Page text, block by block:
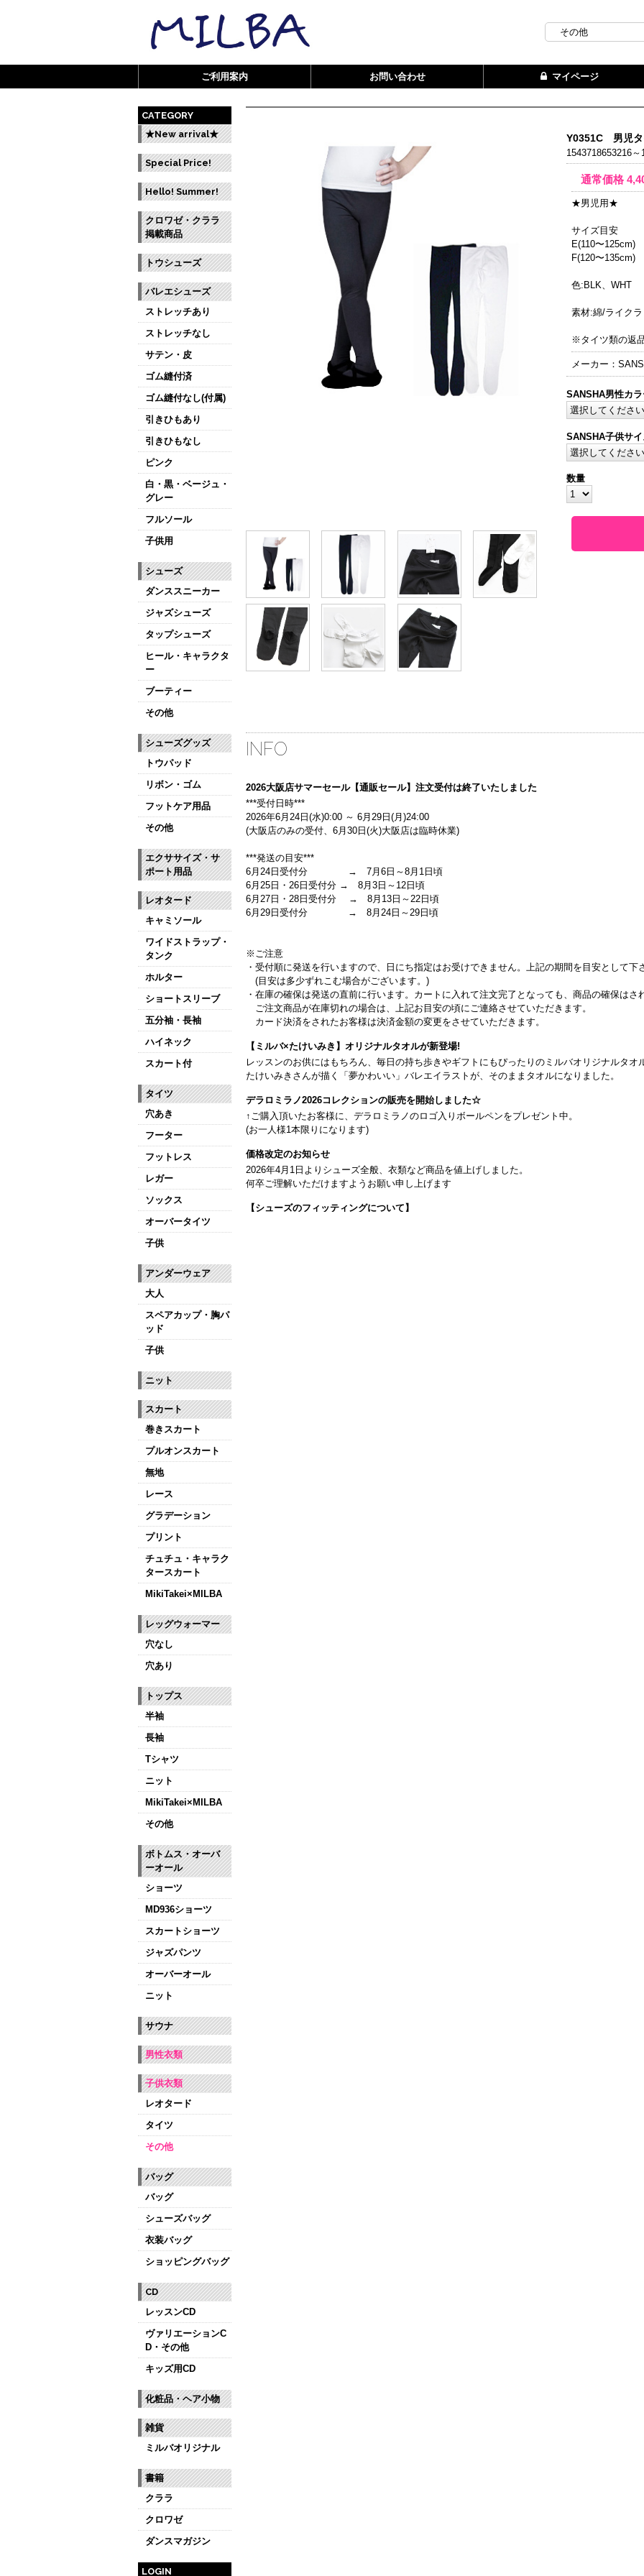
ご利用案内 お問い合わせ マイページ
Y0351C 男児タ
1543718653216
通常価格
★男児用★
サイズ目安
E(110〜125cm)
F(120〜135cm)
色:BLK、WHT
素材:綿/ライクラ
※タイツ類の返
メーカー：
SANSHA男性カラ
SANSHA子供サイ
数量
INFO
2026大阪店サマーセール【通販セール】注文受付は終了いたしました
***受付日時***
2026年6月24日(水)0:00 ～ 6月29日(月)24:00
(大阪店のみの受付、6月30日(火)大阪店は臨時休業)
***発送の目安***
6月24日受付分 → 7月6日～8月1日頃
6月25日・26日受付分 → 8月3日～12日頃
6月27日・28日受付分 → 8月13日～22日頃
6月29日受付分 → 8月24日～29日頃
※ご注意
・受付順に発送を行いますので、日にち指定はお受けできません。上記の期間を目安として下
(目安は多少ずれこむ場合がございます。)
・在庫の確保は発送の直前に行います。カートに入れて注文完了となっても、商品の確保はさ
ご注文商品が在庫切れの場合は、上記お目安の頃にご連絡させていただきます。
カード決済をされたお客様は決済金額の変更をさせていただきます。
【ミルバ×たけいみき】オリジナルタオルが新登場!
レッスンのお供にはもちろん、毎日の持ち歩きやギフトにもぴったりのミルバオリジナルタオ
たけいみきさんが描く「夢かわいい」バレエイラストが、そのままタオルになりました。
デラロミラノ2026コレクションの販売を開始しました☆
↑ご購入頂いたお客様に、デラロミラノのロゴ入りボールペンをプレゼント中。
(お一人様1本限りになります)
価格改定のお知らせ
2026年4月1日よりシューズ全般、衣類など商品を値上げしました。
何卒ご理解いただけますようお願い申し上げます
【シューズのフィッティングについて】
CATEGORY
★New arrival★
Special Price!
Hello! Summer!
クロワゼ・クララ
掲載商品
トウシューズ
バレエシューズ
ストレッチあり
ストレッチなし
サテン・皮
ゴム縫付済
ゴム縫付なし(付属)
引きひもあり
引きひもなし
ピンク
白・黒・ベージュ・
グレー
フルソール
子供用
シューズ
ダンススニーカー
ジャズシューズ
タップシューズ
ヒール・キャラクタ
ー
ブーティー
その他
シューズグッズ
トウパッド
リボン・ゴム
フットケア用品
その他
エクササイズ・サ
ポート用品
レオタード
キャミソール
ワイドストラップ・
タンク
ホルター
ショートスリーブ
五分袖・長袖
ハイネック
スカート付
タイツ
穴あき
フーター
フットレス
レガー
ソックス
オーバータイツ
子供
アンダーウェア
大人
スペアカップ・胸パ
ッド
子供
ニット
スカート
巻きスカート
プルオンスカート
無地
レース
グラデーション
プリント
チュチュ・キャラク
タースカート
MikiTakei×MILBA
レッグウォーマー
穴なし
穴あり
トップス
半袖
長袖
Tシャツ
ニット
MikiTakei×MILBA
その他
ボトムス・オーバ
ーオール
ショーツ
MD936ショーツ
スカートショーツ
ジャズパンツ
オーバーオール
ニット
サウナ
男性衣類
子供衣類
レオタード
タイツ
その他
バッグ
バッグ
シューズバッグ
衣装バッグ
ショッピングバッグ
CD
レッスンCD
ヴァリエーションC
D・その他
キッズ用CD
化粧品・ヘア小物
雑貨
ミルバオリジナル
書籍
クララ
クロワゼ
ダンスマガジン
LOGIN